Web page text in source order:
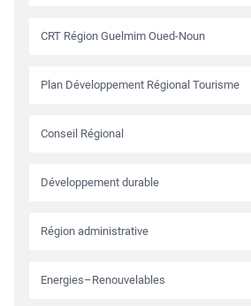
CRT Région Guelmim Oued-Noun
Plan Développement Régional Tourisme
Conseil Régional
Développement durable
Région administrative
Energies–Renouvelables